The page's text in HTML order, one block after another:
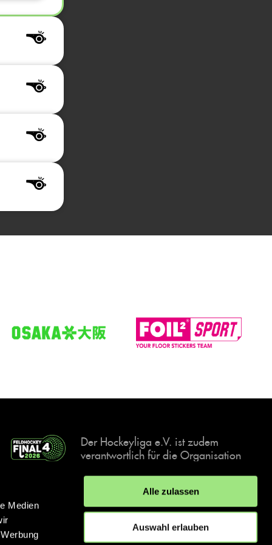
Medien
Alle zulassen
Auswahl erlauben
Der Hockeyliga e.V. ist zudem
verantwortlich für die Organisation
Events, der deutschen Hockey-
Meisterschaften.